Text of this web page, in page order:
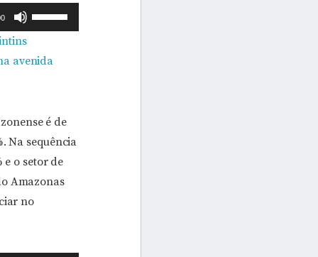
Use
as
baixo
o
avenida
é de
Na sequência
e o setor de
Amazonas
no